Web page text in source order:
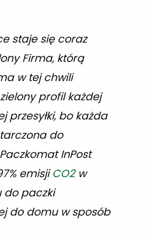
staje się coraz
Firma, którą
w tej chwili
profil każdej
przesyłki, bo każda
do
InPost
emisjiCO2w
do paczki
do domu w sposób